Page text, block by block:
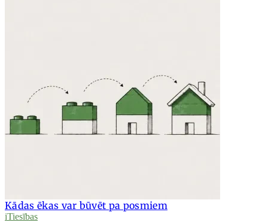
Kādas ēkas var būvēt pa posmiem
iTiesības